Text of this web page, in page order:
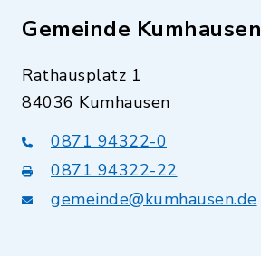
Gemeinde Kumhausen
Rathausplatz 1
84036 Kumhausen
0871 94322-0
0871 94322-22
gemeinde@kumhausen.de